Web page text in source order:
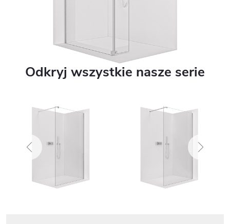
Odkryj wszystkie nasze serie